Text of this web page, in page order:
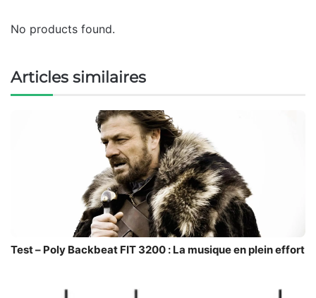
No products found.
Articles similaires
Test – Poly Backbeat FIT 3200 : La musique en plein effort